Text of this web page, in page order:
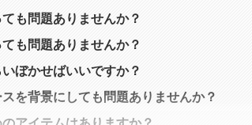
も問題ありませんか？
も問題ありませんか？
ぼかせばいいですか？
を背景にしても問題ありませんか？